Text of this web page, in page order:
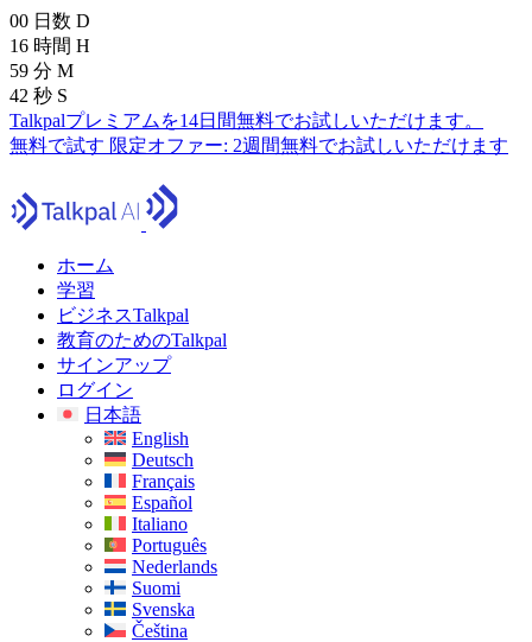
00 日数 D
16 時間 H
59 分 M
41 秒 S
Talkpalプレミアムを14日間無料でお試しいただけます。
無料で試す 限定オファー: 2週間無料でお試しいただけます
ホーム
学習
ビジネスTalkpal
教育のためのTalkpal
サインアップ
ログイン
日本語
English
Deutsch
Français
Español
Italiano
Português
Nederlands
Suomi
Svenska
Čeština